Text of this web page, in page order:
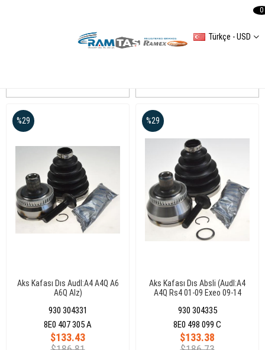
Türkçe - USD
0
Aks Kafası Dıs Audl:A4 A4Q A6
A6Q Alz)
930 304331
$133.43
%29
8E0 407 305 A
Aks Kafası Dıs Absli (Audl:A4
A4Q Rs4 01-09 Exeo 09-14
930 304335
$133.38
%29
8E0 498 099 C